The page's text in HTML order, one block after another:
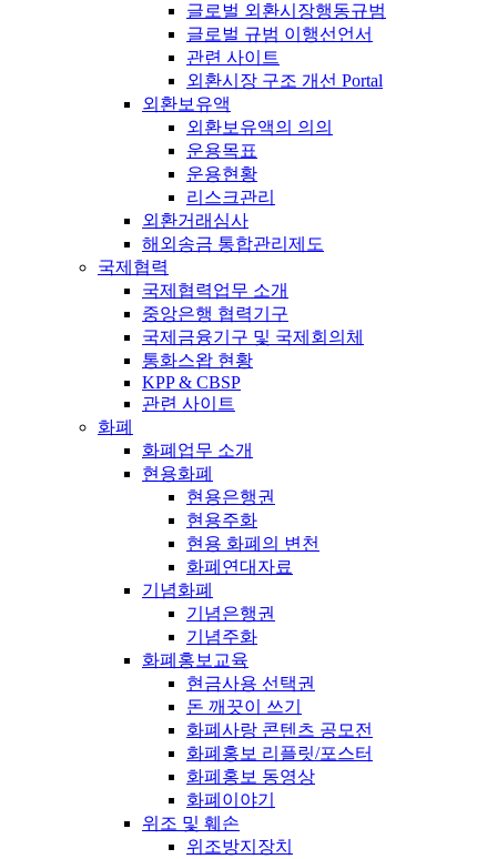
글로벌 외환시장행동규범
글로벌 규범 이행선언서
관련 사이트
외환시장 구조 개선 Portal
외환보유액
외환보유액의 의의
운용목표
운용현황
리스크관리
외환거래심사
해외송금 통합관리제도
국제협력
국제협력업무 소개
중앙은행 협력기구
국제금융기구 및 국제회의체
통화스왑 현황
KPP & CBSP
관련 사이트
화폐
화폐업무 소개
현용화폐
현용은행권
현용주화
현용 화폐의 변천
화폐연대자료
기념화폐
기념은행권
기념주화
화폐홍보교육
현금사용 선택권
돈 깨끗이 쓰기
화폐사랑 콘텐츠 공모전
화폐홍보 리플릿/포스터
화폐홍보 동영상
화폐이야기
위조 및 훼손
위조방지장치